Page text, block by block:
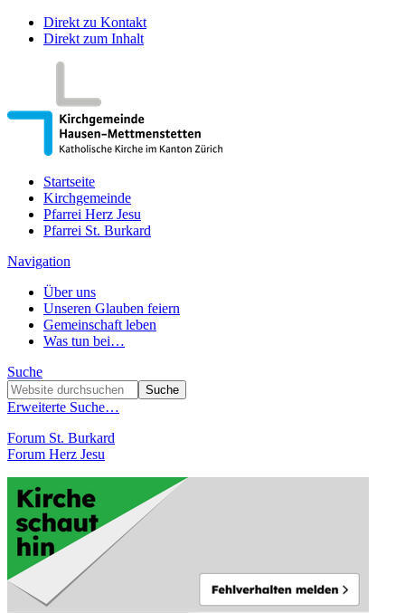
Direkt zu Kontakt
Direkt zum Inhalt
Startseite
Kirchgemeinde
Pfarrei Herz Jesu
Pfarrei St. Burkard
Navigation
Über uns
Unseren Glauben feiern
Gemeinschaft leben
Was tun bei…
Suche
Erweiterte Suche…
Forum St. Burkard
Forum Herz Jesu